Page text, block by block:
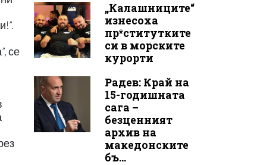
„Калашниците“
изнесоха
пр*ститутките
си в морските
курорти
Радев: Край на
15-годишната
сага –
безценният
архив на
македонските
бъ...